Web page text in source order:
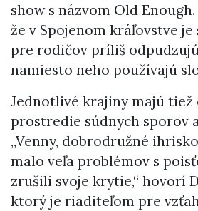
show s názvom Old
že v Spojenom kráľovstve je
pre rodičov príliš
namiesto neho používajú
Jednotlivé krajiny majú tiež
prostredie súdnych sporov
„Venny, dobrodružné
malo veľa problémov s
zrušili svoje krytie,“ hovorí
ktorý je riaditeľom pre